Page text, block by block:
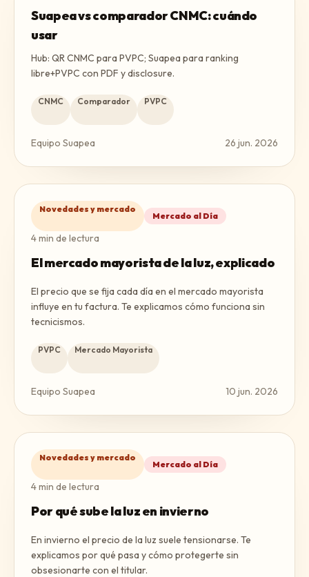
Suapea vs comparador CNMC: cuándo
usar
Hub: QR CNMC para PVPC; Suapea para ranking
libre+PVPC con PDF y disclosure.
CNMC Comparador PVPC
Equipo Suapea 26 jun. 2026
Novedades y mercado
Mercado al Día
4min de lectura
El mercado mayorista de la luz, explicado
El precio que se fija cada día en el mercado mayorista
influye en tu factura. Te explicamos cómo funciona sin
tecnicismos.
PVPC Mercado Mayorista
Equipo Suapea 10 jun. 2026
Novedades y mercado
Mercado al Día
4min de lectura
Por qué sube la luz en invierno
En invierno el precio de la luz suele tensionarse. Te
explicamos por qué pasa y cómo protegerte sin
obsesionarte con el titular.